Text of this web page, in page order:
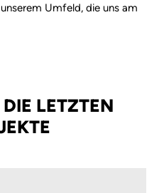
Umfeld, die uns am
LETZTEN